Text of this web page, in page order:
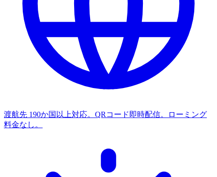
渡航先 190か国以上対応。QRコード即時配信。ローミング
料金なし。